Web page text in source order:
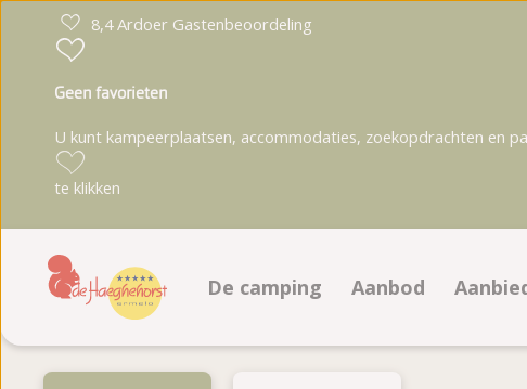
8,4 Ardoer Gastenbeoordeling
Geen favorieten
U kunt kampeerplaatsen, accommodaties, zoekopdrachten en
te klikken
De camping
Faciliteiten
Aanbod
Kampeerplaatsen